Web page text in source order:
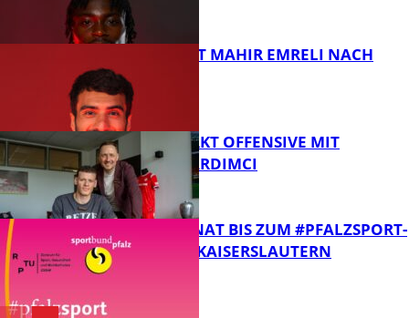
FB News
FCK VERLEIHT MAHIR EMRELI NACH
RAKÓW
FCK VERSTÄRKT OFFENSIVE MIT
ERENCAN YARDIMCI
NOCH 1 MONAT BIS ZUM #PFALZSPORT-
FESTIVAL IN KAISERSLAUTERN